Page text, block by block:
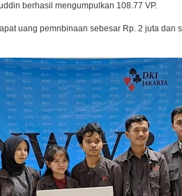
berhasil mengumpulkan 108.77 VP.
uang pemnbinaan sebesar Rp. 2 juta dan